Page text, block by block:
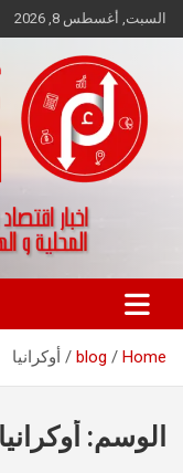
Skip
to
السبت, أغسطس 8, 2026
كواليس
اخبار اقتصاد فلسطين و
Home
blog أوكرانيا
الوسم: أوكرانيا